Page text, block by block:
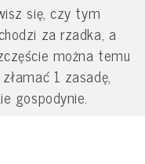
się, czy tym
za rzadka, a
można temu
1 zasadę,
gospodynie.